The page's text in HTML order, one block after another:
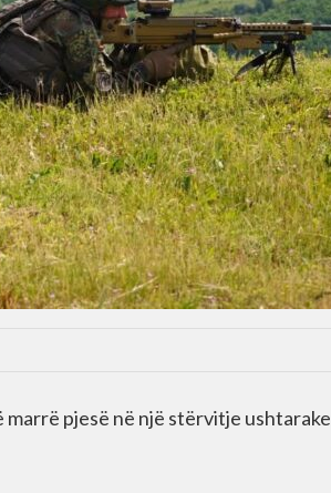
marrë pjesë në një stërvitje ushtarake